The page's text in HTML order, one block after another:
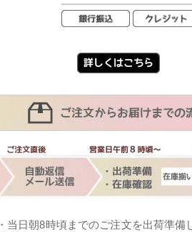
・当日朝8時頃までのご注文を出荷準備